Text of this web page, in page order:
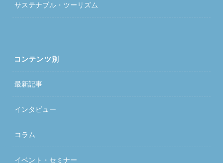
サステナブル・ツーリズム
コンテンツ別
最新記事
インタビュー
コラム
イベント・セミナー